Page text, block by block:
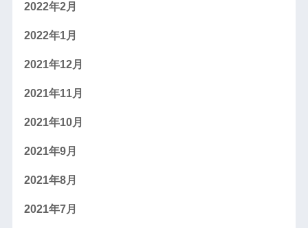
2022年2月
2022年1月
2021年12月
2021年11月
2021年10月
2021年9月
2021年8月
2021年7月